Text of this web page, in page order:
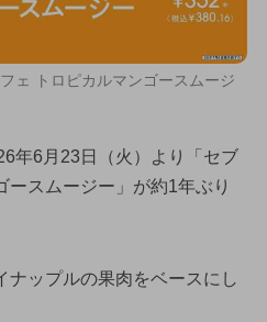
ェ トロピカルマンゴースムージ
年6月23日（火）より「セブ
ースムージー」が約1年ぶり
ナップルの果肉をベースにし